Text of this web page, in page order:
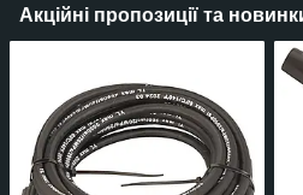
Акційні пропозиції та